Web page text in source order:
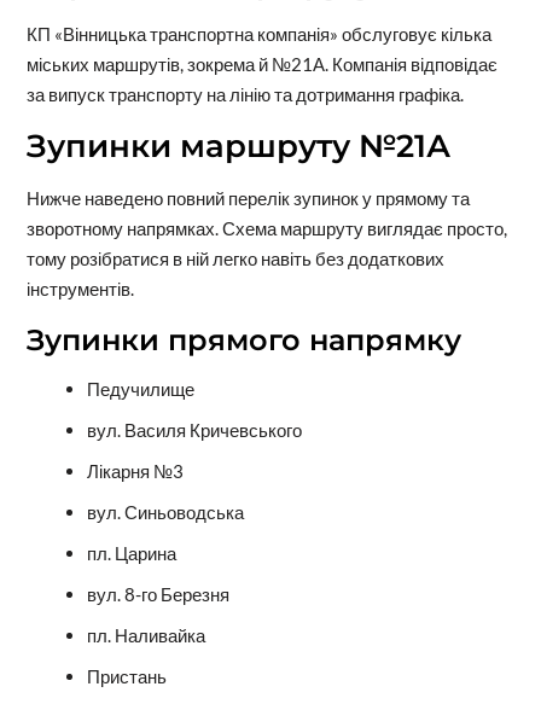
КП «Вінницька транспортна компанія» обслуговує кілька
міських маршрутів, зокрема й №21А. Компанія відповідає
за випуск транспорту на лінію та дотримання графіка.
Зупинки маршруту №21А
Нижче наведено повний перелік зупинок у прямому та
зворотному напрямках. Схема маршруту виглядає просто,
тому розібратися в ній легко навіть без додаткових
інструментів.
Зупинки прямого напрямку
Педучилище
вул. Василя Кричевського
Лікарня №3
вул. Синьоводська
пл. Царина
вул. 8-го Березня
пл. Наливайка
Пристань